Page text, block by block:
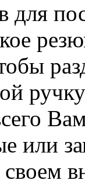
для
или
своем